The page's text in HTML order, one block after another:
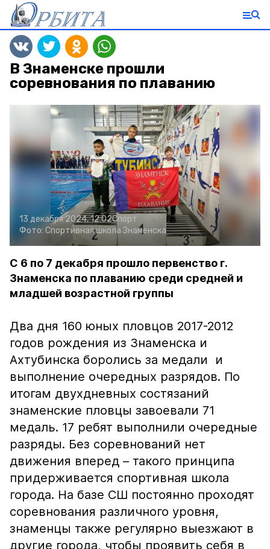
В Знаменске прошли
соревнования по плаванию
13 декабря 2024, 12:02Спорт
Фото: Спортивная школа Знаменска
С 6 по 7 декабря прошло первенство г.
Знаменска по плаванию среди средней и
младшей возрастной группы
Два дня 160 юных пловцов 2017-2012
годов рождения из Знаменска и
Ахтубинска боролись за медали и
выполнение очередных разрядов. По
итогам двухдневных состязаний
знаменские пловцы завоевали 71
медаль. 17 ребят выполнили очередные
разряды. Без соревнований нет
движения вперед – такого принципа
придерживается спортивная школа
города. На базе СШ постоянно проходят
соревнования различного уровня,
знаменцы также регулярно выезжают в
другие города, чтобы проявить себя в